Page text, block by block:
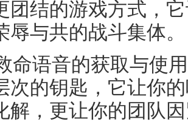
团结的游戏方式，
辱与共的战斗集体。
命语音的获取与使
次的钥匙，它让你
解，更让你的团队